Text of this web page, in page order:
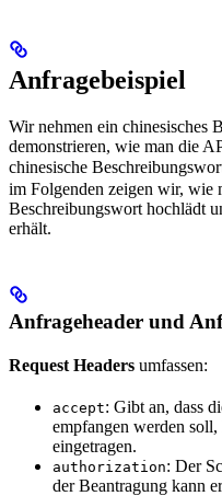
Anfragebeispiel
Wir nehmen ein chinesisches
demonstrieren, wie man die
chinesische
im Folgenden zeigen wir, wie
Beschreibungswort hochlädt
erhält.
Anfrageheader und
Request Headers umfassen:
accept: Gibt an, dass
empfangen werden
eingetragen.
authorization: Der
der Beantragung kann